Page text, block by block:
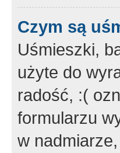
Czym są
Uśmieszki,
użyte do
radość, :(
formularzu
w